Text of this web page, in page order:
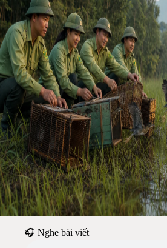
🎧 Nghe bài viết